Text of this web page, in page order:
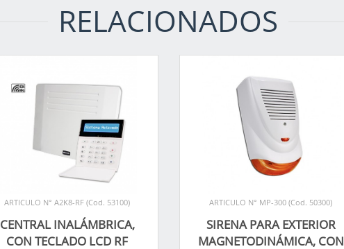
RELACIONADOS
ARTICULO N° A2K8-RF (Cod. 53100)
CENTRAL INALÁMBRICA,
CON TECLADO LCD RF
ARTICULO N° MP-300 (Cod. 50300)
SIRENA PARA EXTERIOR
MAGNETODINÁMICA, CON